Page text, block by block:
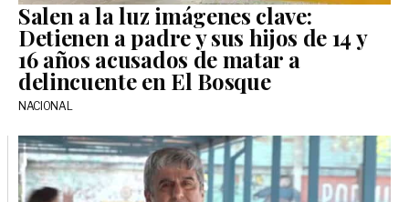
Salen a la luz imágenes clave:
Detienen a padre y sus hijos de 14 y
16 años acusados de matar a
delincuente en El Bosque
NACIONAL